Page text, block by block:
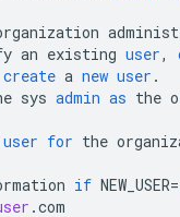
an existing user,
create a new user .
sys admin as the
user for the
if NEW_USER=
.com